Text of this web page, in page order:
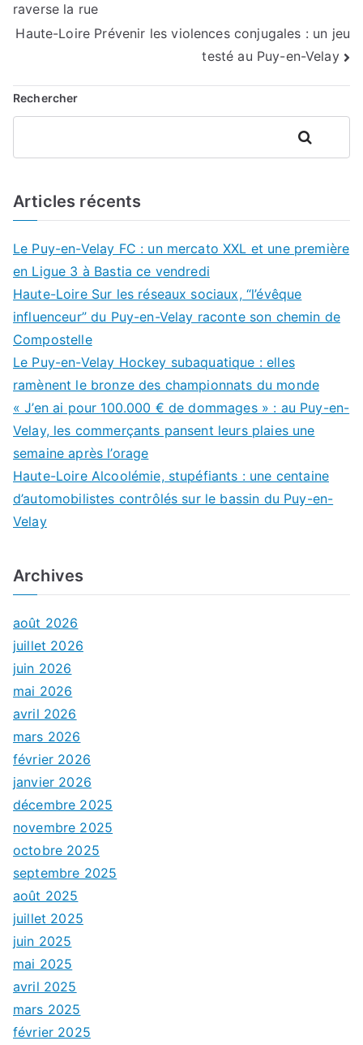
de
raverse la rue
Haute-Loire Prévenir les violences conjugales : un jeu
testé au Puy-en-Velay
Rechercher
Rechercher
Articles récents
Le Puy-en-Velay FC : un mercato XXL et une première
en Ligue 3 à Bastia ce vendredi
Haute-Loire Sur les réseaux sociaux, “l’évêque
influenceur” du Puy-en-Velay raconte son chemin de
Compostelle
Le Puy-en-Velay Hockey subaquatique : elles
ramènent le bronze des championnats du monde
« J’en ai pour 100.000 € de dommages » : au Puy-en-
Velay, les commerçants pansent leurs plaies une
semaine après l’orage
Haute-Loire Alcoolémie, stupéfiants : une centaine
d’automobilistes contrôlés sur le bassin du Puy-en-
Velay
Archives
août 2026
juillet 2026
juin 2026
mai 2026
avril 2026
mars 2026
février 2026
janvier 2026
décembre 2025
novembre 2025
octobre 2025
septembre 2025
août 2025
juillet 2025
juin 2025
mai 2025
avril 2025
mars 2025
février 2025